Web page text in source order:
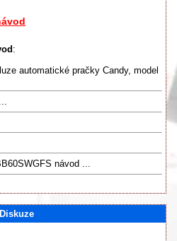
:
automatické pračky Candy, model
návod ...
Diskuze